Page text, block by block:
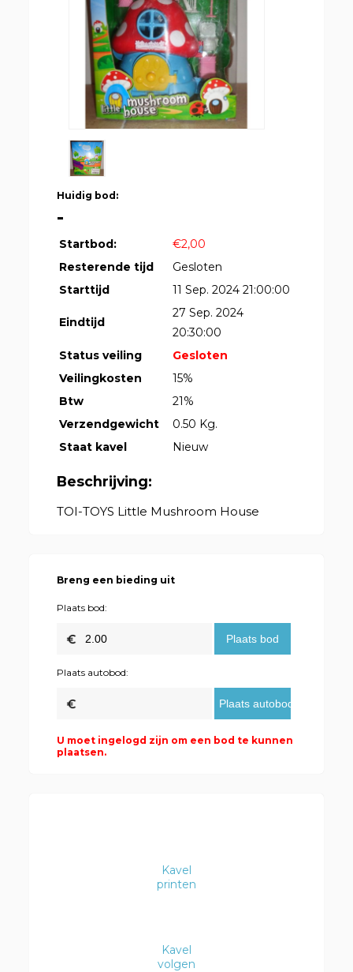
Huidig bod:
-
Startbod:
€2,00
Resterende tijd
Gesloten
Starttijd
11 Sep. 2024 21:00:00
Eindtijd
27 Sep. 2024
20:30:00
Status veiling
Gesloten
Veilingkosten
15%
Btw
21%
Verzendgewicht
0.50 Kg.
Staat kavel
Nieuw
Beschrijving:
TOI-TOYS Little Mushroom House
Breng een bieding uit
Plaats bod:
Plaats autobod:
U moet ingelogd zijn om een bod te kunnen
plaatsen.
Kavel
printen
Kavel
volgen